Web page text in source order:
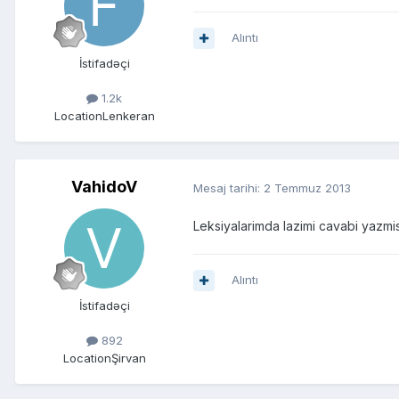
İstifadəçi
1.2k
LocationLenkeran
Alıntı
VahidoV
İstifadəçi
892
LocationŞirvan
Mesaj tarihi: 2 Temmuz 2013
Leksiyalarimda lazimi cavabi
Alıntı